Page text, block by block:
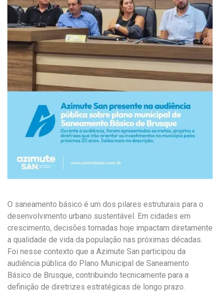
O saneamento básico é um dos pilares estruturais para o
desenvolvimento urbano sustentável. Em cidades em
crescimento, decisões tomadas hoje impactam diretamente
a qualidade de vida da população nas próximas décadas.
Foi nesse contexto que a Azimute San participou da
audiência pública do Plano Municipal de Saneamento
Básico de Brusque, contribuindo tecnicamente para a
definição de diretrizes estratégicas de longo prazo.